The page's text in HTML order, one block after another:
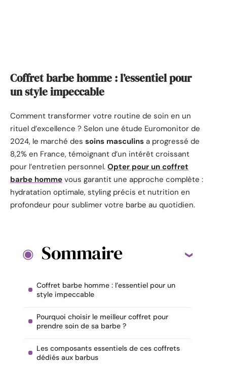
Coffret barbe homme : l’essentiel pour
un style impeccable
Comment transformer votre routine de soin en un
rituel d’excellence ? Selon une étude Euromonitor de
2024, le marché des soins masculins a progressé de
8,2% en France, témoignant d’un intérêt croissant
pour l’entretien personnel. Opter pour un coffret
barbe homme vous garantit une approche complète :
hydratation optimale, styling précis et nutrition en
profondeur pour sublimer votre barbe au quotidien.
Sommaire
Coffret barbe homme : l’essentiel pour un
style impeccable
Pourquoi choisir le meilleur coffret pour
prendre soin de sa barbe ?
Les composants essentiels de ces coffrets
dédiés aux barbus